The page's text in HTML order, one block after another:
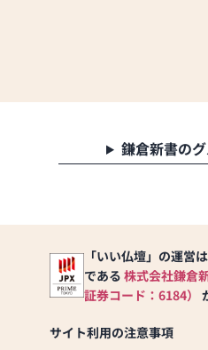
鎌倉新書の
「いい仏壇」の運営
である 株式会社鎌倉
証券コード：6184）
サイト利用の注意事項